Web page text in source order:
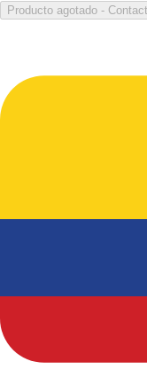
Producto agotado -